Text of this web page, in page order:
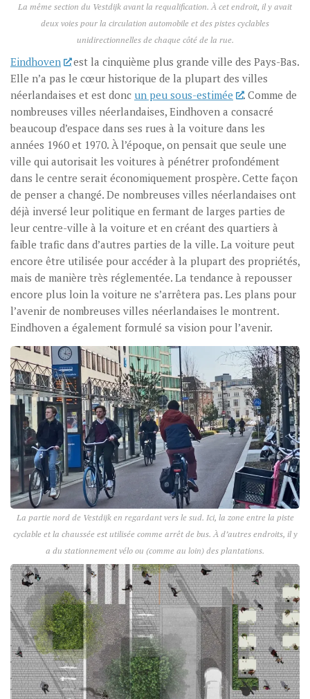
La même section du Vestdijk avant la requalification. À cet endroit, il y avait
deux voies pour la circulation automobile et des pistes cyclables
unidirectionnelles de chaque côté de la rue.
Eindhoven
est la cinquième plus grande ville des Pays-Bas.
Elle n’a pas le cœur historique de la plupart des villes
néerlandaises et est donc un peu sous-estimée
. Comme de
nombreuses villes néerlandaises, Eindhoven a consacré
beaucoup d’espace dans ses rues à la voiture dans les
années 1960 et 1970. À l’époque, on pensait que seule une
ville qui autorisait les voitures à pénétrer profondément
dans le centre serait économiquement prospère. Cette façon
de penser a changé. De nombreuses villes néerlandaises ont
déjà inversé leur politique en fermant de larges parties de
leur centre-ville à la voiture et en créant des quartiers à
faible trafic dans d’autres parties de la ville. La voiture peut
encore être utilisée pour accéder à la plupart des propriétés,
mais de manière très réglementée. La tendance à repousser
encore plus loin la voiture ne s’arrêtera pas. Les plans pour
l’avenir de nombreuses villes néerlandaises le montrent.
Eindhoven a également formulé sa vision pour l’avenir.
La partie nord de Vestdijk en regardant vers le sud. Ici, la zone entre la piste
cyclable et la chaussée est utilisée comme arrêt de bus. À d’autres endroits, il y
a du stationnement vélo ou (comme au loin) des plantations.